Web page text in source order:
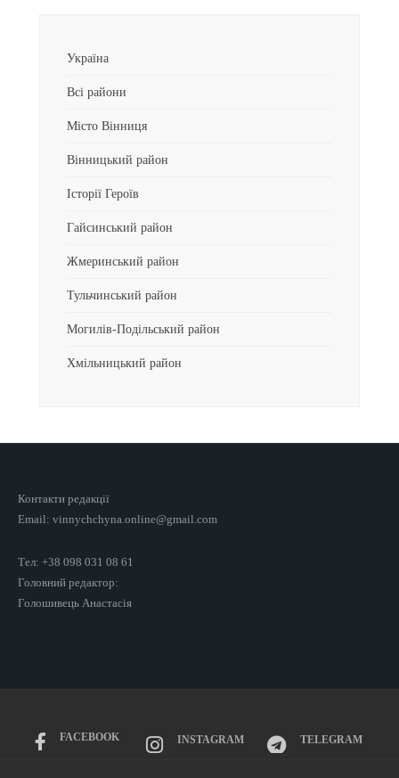
Україна
Всі райони
Місто Вінниця
Вінницький район
Історії Героїв
Гайсинський район
Жмеринський район
Тульчинський район
Могилів-Подільський район
Хмільницький район
Контакти редакції
Email: vinnychchyna.online@gmail.com
Тел: +38 098 031 08 61
Головний редактор:
Голошивець Анастасія
FACEBOOK INSTAGRAM TELEGRAM